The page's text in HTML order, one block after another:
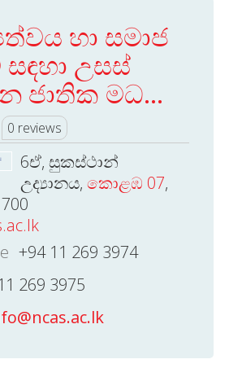
හා සමාජ
සඳහා උසස්
ජාතික මධ...
0 reviews
6ඒ, සුකස්ථාන්
උද්‍යානය, කොළඹ 07,
+94 11 269 3974
269 3975